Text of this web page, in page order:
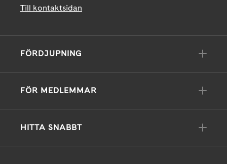
Till kontaktsidan
FÖRDJUPNING
FÖR MEDLEMMAR
HITTA SNABBT